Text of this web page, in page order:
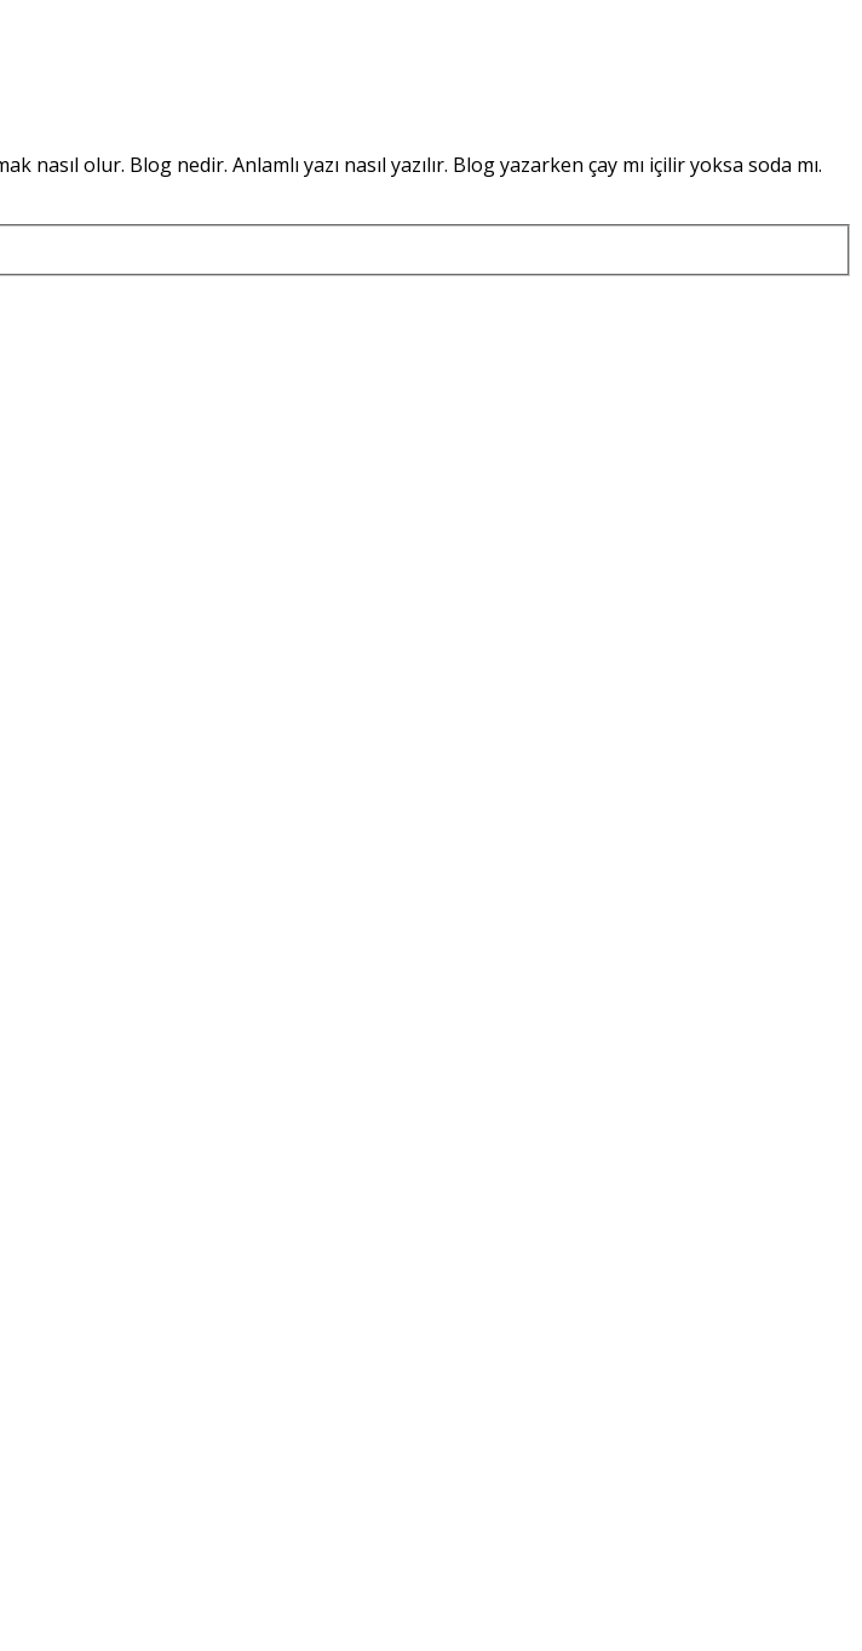
nasıl olur. Blog nedir. Anlamlı yazı nasıl yazılır. Blog yazarken çay mı içilir yoksa soda mı.